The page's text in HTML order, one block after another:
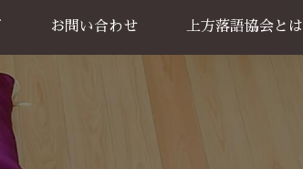
お問い合わせ 上方落語協会とは